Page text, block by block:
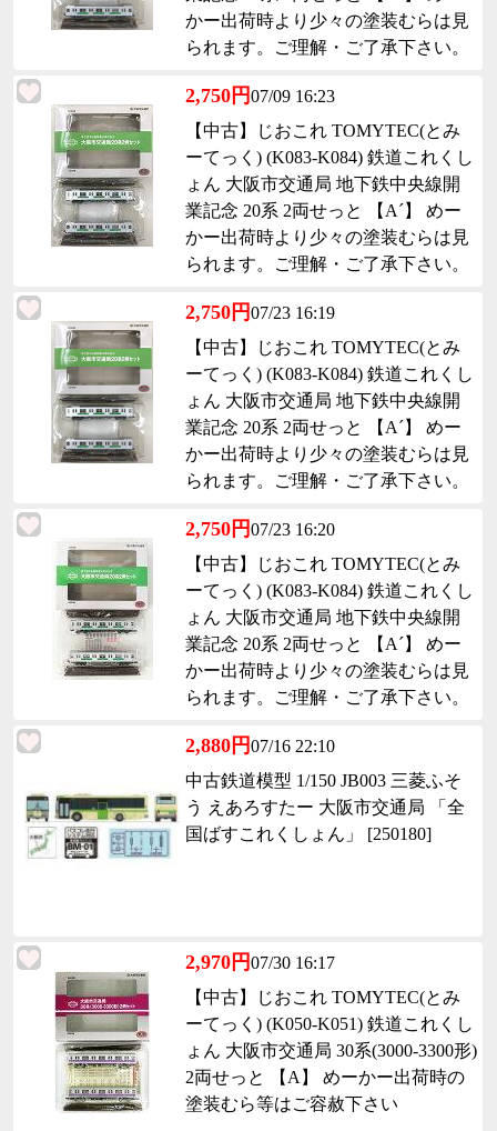
かー出荷時より少々の塗装むらは見
られます。ご理解・ご了承下さい。
2,750円07/09 16:23
【中古】じおこれ TOMYTEC(とみ
ーてっく) (K083-K084) 鉄道これくし
ょん 大阪市交通局 地下鉄中央線開
業記念 20系 2両せっと 【A´】 めー
かー出荷時より少々の塗装むらは見
られます。ご理解・ご了承下さい。
2,750円07/23 16:19
【中古】じおこれ TOMYTEC(とみ
ーてっく) (K083-K084) 鉄道これくし
ょん 大阪市交通局 地下鉄中央線開
業記念 20系 2両せっと 【A´】 めー
かー出荷時より少々の塗装むらは見
られます。ご理解・ご了承下さい。
2,750円07/23 16:20
【中古】じおこれ TOMYTEC(とみ
ーてっく) (K083-K084) 鉄道これくし
ょん 大阪市交通局 地下鉄中央線開
業記念 20系 2両せっと 【A´】 めー
かー出荷時より少々の塗装むらは見
られます。ご理解・ご了承下さい。
2,880円07/16 22:10
中古鉄道模型 1/150 JB003 三菱ふそ
う えあろすたー 大阪市交通局 「全
国ばすこれくしょん」 [250180]
2,970円07/30 16:17
【中古】じおこれ TOMYTEC(とみ
ーてっく) (K050-K051) 鉄道これくし
ょん 大阪市交通局 30系(3000-3300形)
2両せっと 【A】 めーかー出荷時の
塗装むら等はご容赦下さい